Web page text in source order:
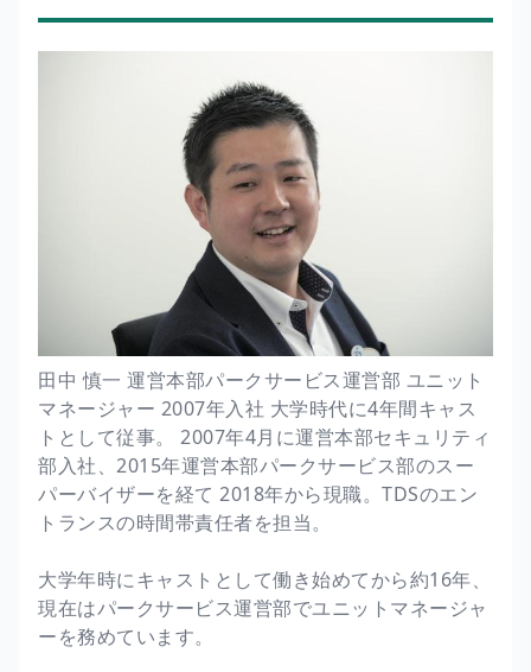
田中 慎一 運営本部パークサービス運営部 ユニット
マネージャー 2007年入社 大学時代に4年間キャス
トとして従事。 2007年4月に運営本部セキュリティ
部入社、2015年運営本部パークサービス部のスー
パーバイザーを経て 2018年から現職。TDSのエン
トランスの時間帯責任者を担当。
大学年時にキャストとして働き始めてから約16年、
現在はパークサービス運営部でユニットマネージャ
ーを務めています。